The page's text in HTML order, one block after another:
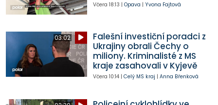
Včera 18:13 | Opava | Yvona Fajtová
03:02
Falešní investiční poradci z
Ukrajiny obrali Čechy o
miliony. Kriminalisté z MS
kraje zasahovali v Kyjevě
Včera 10:14| Celý MS kraj | Anna Břenková